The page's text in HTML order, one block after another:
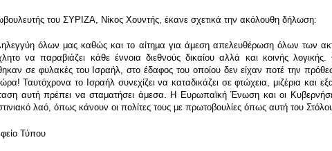
του ΣΥΡΙΖΑ, Νίκος Χουντής, έκανε σχετικά την ακόλουθη δήλωση:
όλων μας καθώς και το αίτημα για άμεση απελευθέρωση όλων των
να παραβιάζει κάθε έννοια διεθνούς δικαίου αλλά και κοινής
σε φυλακές του Ισραήλ, στο έδαφος του οποίου δεν είχαν ποτέ την
Ταυτόχρονα το Ισραήλ συνεχίζει να καταδικάζει σε φτώχεια, μιζέρια και
αυτή πρέπει να σταματήσει άμεσα. Η Ευρωπαϊκή Ένωση και οι
λαό, όπως κάνουν οι πολίτες τους με πρωτοβουλίες όπως αυτή του
Τύπου